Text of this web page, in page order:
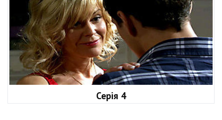
Серія 4